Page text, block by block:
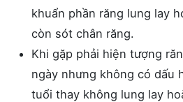
khuẩn phần răng lung lay
còn sót chân răng.
Khi gặp phải hiện tượng
ngày nhưng không có dấu
tuổi thay không lung lay